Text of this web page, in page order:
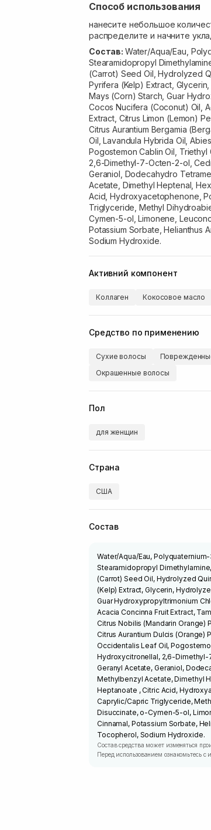
Способ использования
нанесите небольшое
распределите и начните
Состав: Water/Aqua/Eau,
Stearamidopropyl
(Carrot) Seed Oil, Hydrolyzed
Pyrifera (Kelp) Extract,
Mays (Corn) Starch, Guar
Cocos Nucifera (Coconut) Oil,
Extract, Citrus Limon (Lemon)
Citrus Aurantium Bergamia
Oil, Lavandula Hybrida Oil,
Pogostemon Cablin Oil, Triethyl
2,6-Dimethyl-7-Octen-2-ol,
Geraniol, Dodecahydro
Acetate, Dimethyl Heptenal,
Acid, Hydroxyacetophenone,
Triglyceride, Methyl
Cymen-5-ol, Limonene,
Potassium Sorbate, Helianthus
Sodium Hydroxide.
Активний компонент
Коллаген Кокосовое масло
Средство по применению
Сухие волосы
Окрашенные волосы
Пол
для женщин
Страна
США
Состав
Water/Aqua/Eau,
Stearamidopropyl
(Carrot) Seed Oil, Hydrolyzed
(Kelp) Extract, Glycerin,
Guar Hydroxypropyltrimonium
Acacia Concinna Fruit Extract,
Citrus Nobilis (Mandarin Orange)
Citrus Aurantium Dulcis (Orange)
Occidentalis Leaf Oil,
Hydroxycitronellal, 2,6-
Geranyl Acetate, Geraniol,
Methylbenzyl Acetate, Dimethyl
Heptanoate , Citric Acid,
Caprylic/Capric Triglyceride,
Disuccinate, o-Cymen-5-ol,
Cinnamal, Potassium Sorbate,
Tocopherol, Sodium Hydroxide.
Состав средства может изменяться
Перед использованием ознакомьтесь с